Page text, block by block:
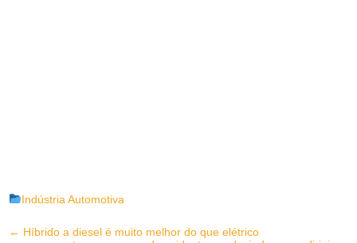
Indústria Automotiva
Post
← Híbrido a diesel é muito melhor do que elétrico